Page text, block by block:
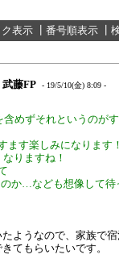
ク表示 番号順表示
武藤FP - 19/5/10(金) 8:09 -
めずそれというのが
ます楽しみになります！
りますね！
か…なども想像して待
ようなので、家族で宿
てもらいたいです。